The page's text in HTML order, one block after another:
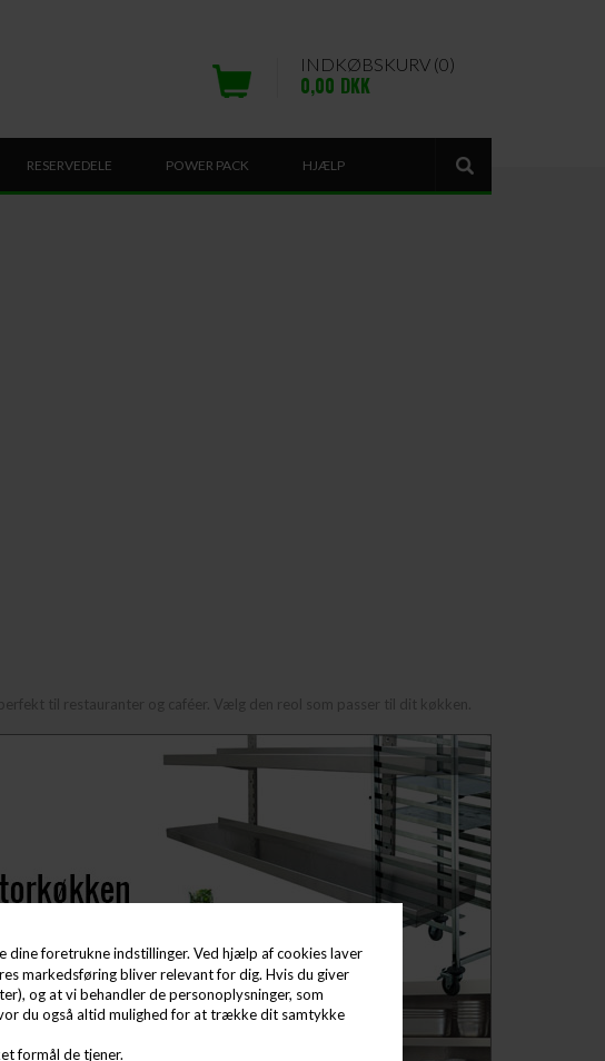
foretrukne indstillinger. Ved hjælp af cookies laver
markedsføring bliver relevant for dig. Hvis du giver
og at vi behandler de personoplysninger, som
du også altid mulighed for at trække dit samtykke
formål de tjener.
INDKØBSKURV (0)
0,00 DKK
RESERVEDELE POWER PACK HJÆLP
til restauranter og caféer. Vælg den reol som passer til dit køkken.